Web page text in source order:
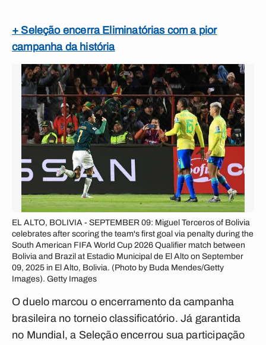
+ Seleção encerra Eliminatórias com a pior
campanha da história
EL ALTO, BOLIVIA - SEPTEMBER 09: Miguel Terceros of Bolivia
celebrates after scoring the team's first goal via penalty during the
South American FIFA World Cup 2026 Qualifier match between
Bolivia and Brazil at Estadio Municipal de El Alto on September
09, 2025 in El Alto, Bolivia. (Photo by Buda Mendes/Getty
Images). Getty Images
O duelo marcou o encerramento da campanha
brasileira no torneio classificatório. Já garantida
no Mundial, a Seleção encerrou sua participação